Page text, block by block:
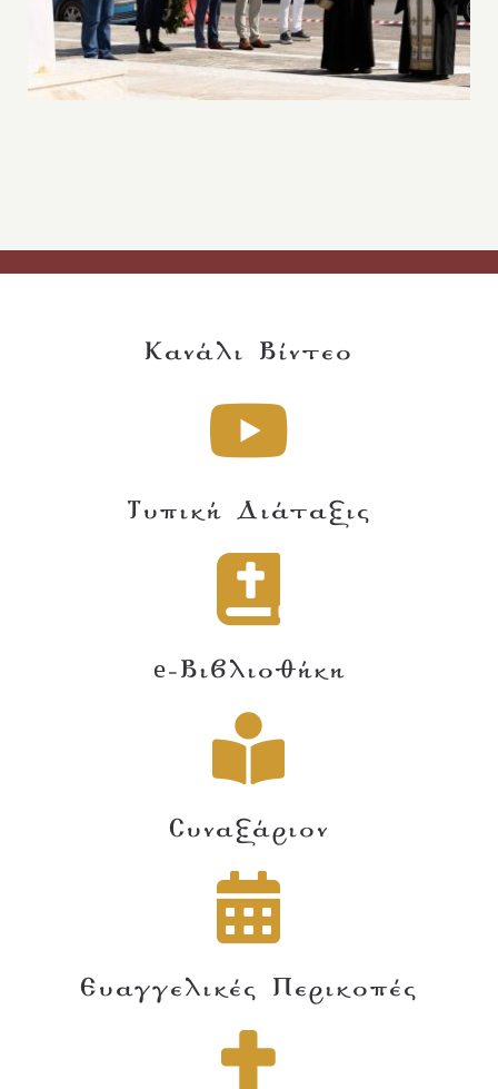
Κανάλι Βίντεο
Τυπική Διάταξις
e-Βιβλιοθήκη
Συναξάριον
Ευαγγελικές Περικοπές